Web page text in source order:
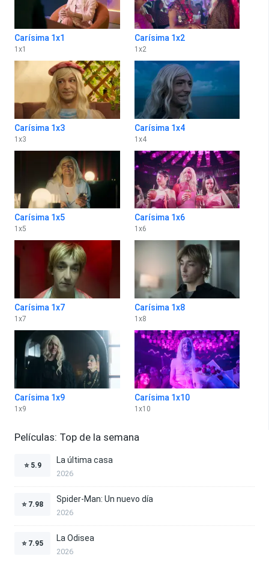
Carísima 1x1
1 x1
Carísima 1x2
1 x2
Carísima 1x3
1 x3
Carísima 1x4
1 x4
Carísima 1x5
1 x5
Carísima 1x6
1 x6
Carísima 1x7
1 x7
Carísima 1x8
1 x8
Carísima 1x9
1 x9
Carísima 1x10
1 x10
Películas: Top de la semana
⭐ 5.9
La última casa
2026
⭐ 7.98
Spider-Man: Un nuevo día
2026
⭐ 7.95
La Odisea
2026